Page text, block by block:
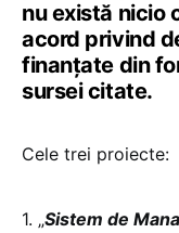
nu există nicio
acord privind
finanțate din
sursei citate.
Cele trei proiecte:
1. „Sistem de